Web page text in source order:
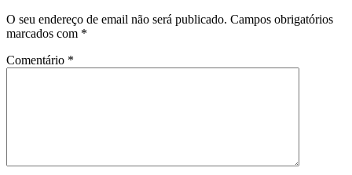
O seu endereço de email não será publicado. Campos obrigatórios
marcados com *
Comentário *